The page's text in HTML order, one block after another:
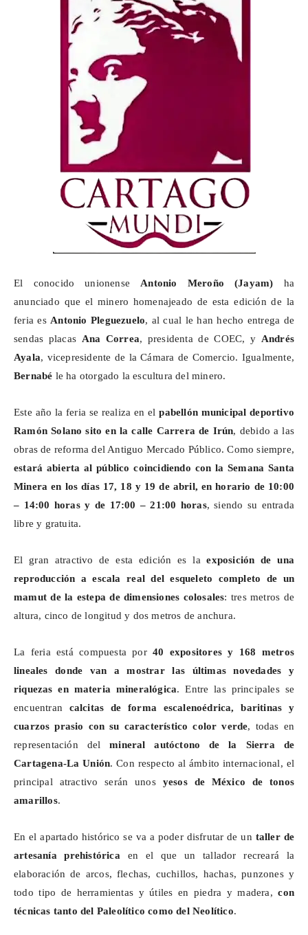
El conocido unionense Antonio Meroño (Jayam) ha
anunciado que el minero homenajeado de esta edición de la
feria es Antonio Pleguezuelo, al cual le han hecho entrega de
sendas placas Ana Correa, presidenta de COEC, y Andrés
Ayala, vicepresidente de la Cámara de Comercio. Igualmente,
Bernabé le ha otorgado la escultura del minero.
Este año la feria se realiza en elpabellón municipal deportivo
Ramón Solano sito en la calle Carrera de Irún, debido a las
obras de reforma del Antiguo Mercado Público. Como siempre,
estará abierta al público coincidiendo con la Semana Santa
Minera en los días 17, 18 y 19 de abril, en horario de 10:00
– 14:00 horas y de 17:00 – 21:00 horas, siendo su entrada
libre y gratuita.
El gran atractivo de esta edición es laexposición de una
reproducción a escala real del esqueleto completo de un
mamut de la estepa de dimensiones colosales: tres metros de
altura, cinco de longitud y dos metros de anchura.
La feria está compuesta por40 expositores y 168 metros
lineales donde van a mostrar
las últimas novedades y
riquezas en materia mineralógica. Entre las principales se
encuentran calcitas de forma escalenoédrica, baritinas y
cuarzos prasio con su característico color verde, todas en
representación delmineral autóctono de la Sierra de
Cartagena-La Unión. Con respecto al ámbito internacional, el
principal atractivo serán unos yesos de México de tonos
amarillos.
En el apartado histórico se va a poder disfrutar de un taller de
artesanía prehistórica en el que un tallador recreará la
elaboración de arcos, flechas, cuchillos, hachas, punzones y
todo tipo de herramientas y útiles en piedra y madera,con
técnicas tanto del Paleolítico como del Neolítico.